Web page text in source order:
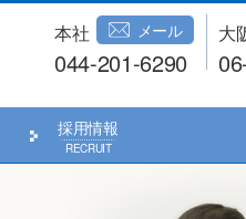
本社 メール
044-201-6290
大
採用情報